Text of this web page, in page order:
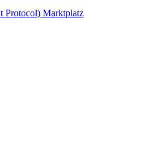
Protocol) Marktplatz